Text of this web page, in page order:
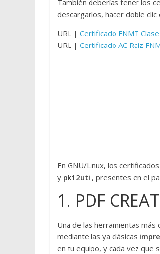
También deberías tener los
descargarlos, hacer doble clic
URL | Certificado FNMT Clase
URL | Certificado AC Raíz
En GNU/Linux, los
y pk12util, presentes en el
1. PDF
Una de las herramientas
mediante las ya clásicas
en tu equipo, y cada vez que